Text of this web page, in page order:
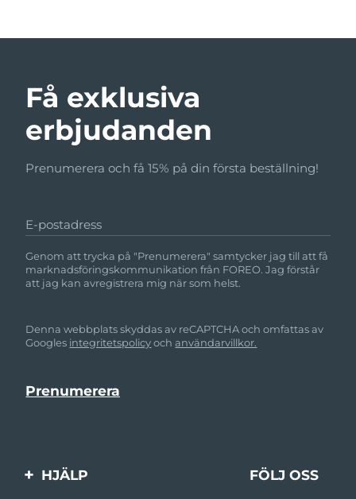
Få exklusiva
erbjudanden
Prenumerera och få 15% på din första beställning!
E-postadress
Genom att trycka på "Prenumerera" samtycker jag till att få
marknadsföringskommunikation från FOREO. Jag förstår
att jag kan avregistrera mig när som helst.
Denna webbplats skyddas av reCAPTCHA och omfattas av
Googles integritetspolicyochanvändarvillkor.
HJÄLP FÖLJ OSS